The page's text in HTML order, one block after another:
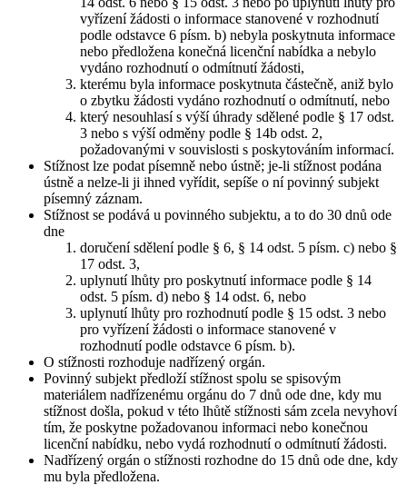
vyřízení žádosti o informace stanovené v rozhodnutí
podle odstavce 6 písm. b) nebyla poskytnuta informace
nebo předložena konečná licenční nabídka a nebylo
vydáno rozhodnutí o odmítnutí žádosti,
kterému byla informace poskytnuta částečně, aniž bylo
o zbytku žádosti vydáno rozhodnutí o odmítnutí, nebo
který nesouhlasí s výší úhrady sdělené podle § 17 odst.
3 nebo s výší odměny podle § 14b odst. 2,
požadovanými v souvislosti s poskytováním informací.
Stížnost lze podat písemně nebo ústně; je-li stížnost podána
ústně a nelze-li ji ihned vyřídit, sepíše o ní povinný subjekt
písemný záznam.
Stížnost se podává u povinného subjektu, a to do 30 dnů ode
dne
doručení sdělení podle § 6, § 14 odst. 5 písm. c) nebo §
17 odst. 3,
uplynutí lhůty pro poskytnutí informace podle § 14
odst. 5 písm. d) nebo § 14 odst. 6, nebo
uplynutí lhůty pro rozhodnutí podle § 15 odst. 3 nebo
pro vyřízení žádosti o informace stanovené v
rozhodnutí podle odstavce 6 písm. b).
O stížnosti rozhoduje nadřízený orgán.
Povinný subjekt předloží stížnost spolu se spisovým
materiálem nadřízenému orgánu do 7 dnů ode dne, kdy mu
stížnost došla, pokud v této lhůtě stížnosti sám zcela nevyhoví
tím, že poskytne požadovanou informaci nebo konečnou
licenční nabídku, nebo vydá rozhodnutí o odmítnutí žádosti.
Nadřízený orgán o stížnosti rozhodne do 15 dnů ode dne, kdy
mu byla předložena.